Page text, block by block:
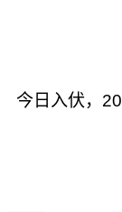
今日入伏，